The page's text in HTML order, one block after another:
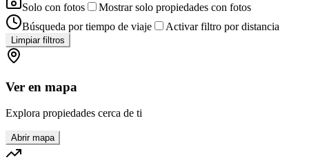
Solo con fotos
Mostrar solo propiedades con fotos
Búsqueda por tiempo de viaje
Activar filtro por distancia
Limpiar filtros
Ver en mapa
Explora propiedades cerca de ti
Abrir mapa